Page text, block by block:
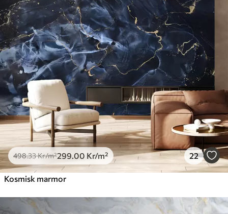
498.33Kr/m²299.00 Kr/m² 22
Kosmisk marmor